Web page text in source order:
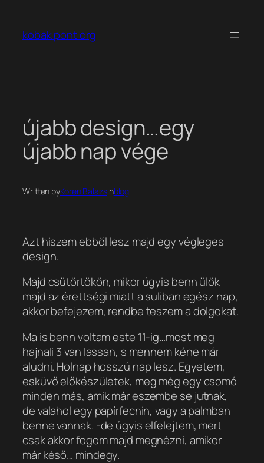
tartalomhoz
kobak pont org
újabb design…egy
újabb nap vége
Written byKoren Balazsinblog
Azt hiszem ebből lesz majd egy végleges
design.
Majd csütörtökön, mikor úgyis benn ülök
majd az érettségi miatt a suliban egész nap,
akkor befejezem, rendbe teszem a dolgokat.
Ma is benn voltam este 11-ig…most meg
hajnali 3 van lassan, s mennem kéne már
aludni. Holnap hosszú nap lesz. Egyetem,
esküvő előkészületek, meg még egy csomó
minden más, amik már eszembe se jutnak,
de valahol egy papírfecnin, vagy a palmban
benne vannak. -de úgyis elfelejtem, mert
csak akkor fogom majd megnézni, amikor
már késő… mindegy.